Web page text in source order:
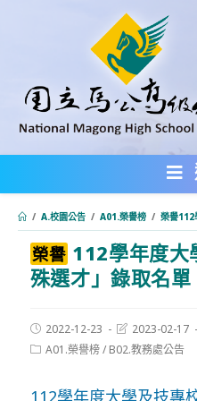
內
/ A.校園公告 / A01.榮譽榜 / 榮譽112
榮譽 112學年度大
殊選才」錄取名單
Post
published:
2022-12-23
Post
last
modified:
2023-02-17
PostA01.榮譽榜/ B02.教務處公告
112學年度大學及技專